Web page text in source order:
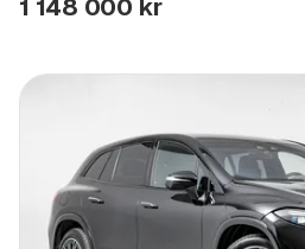
1 148 000 kr